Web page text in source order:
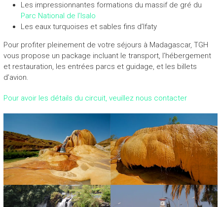
Les impressionnantes formations du massif de gré du
Parc National de l’Isalo
Les eaux turquoises et sables fins d’Ifaty
Pour profiter pleinement de votre séjours à Madagascar, TGH
vous propose un package incluant le transport, l’hébergement
et restauration, les entrées parcs et guidage, et les billets
d’avion.
Pour avoir les détails du circuit, veuillez nous contacter